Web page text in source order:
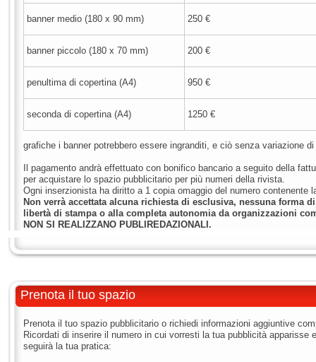
banner medio (180 x 90 mm) 250 €
banner piccolo (180 x 70 mm) 200 €
penultima di copertina (A4) 950 €
seconda di copertina (A4) 1250 €
grafiche i banner potrebbero essere ingranditi, e ciò senza variazione
Il pagamento andrà effettuato con bonifico bancario a seguito della
per acquistare lo spazio pubblicitario per più numeri della rivista.
Ogni inserzionista ha diritto a 1 copia omaggio del numero
Non verrà accettata alcuna richiesta di esclusiva, nessuna
libertà di stampa o alla completa autonomia da organizzazioni
NON SI REALIZZANO PUBLIREDAZIONALI.
Prenota il tuo spazio
Prenota il tuo spazio pubblicitario o richiedi informazioni aggiuntive
Ricordati di inserire il numero in cui vorresti la tua pubblicità
seguirà la tua pratica: